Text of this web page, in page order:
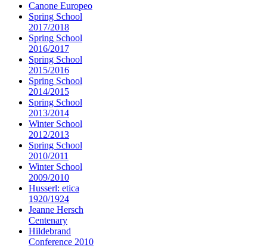
Canone Europeo
Spring School
2017/2018
Spring School
2016/2017
Spring School
2015/2016
Spring School
2014/2015
Spring School
2013/2014
Winter School
2012/2013
Spring School
2010/2011
Winter School
2009/2010
Husserl: etica
1920/1924
Jeanne Hersch
Centenary
Hildebrand
Conference 2010